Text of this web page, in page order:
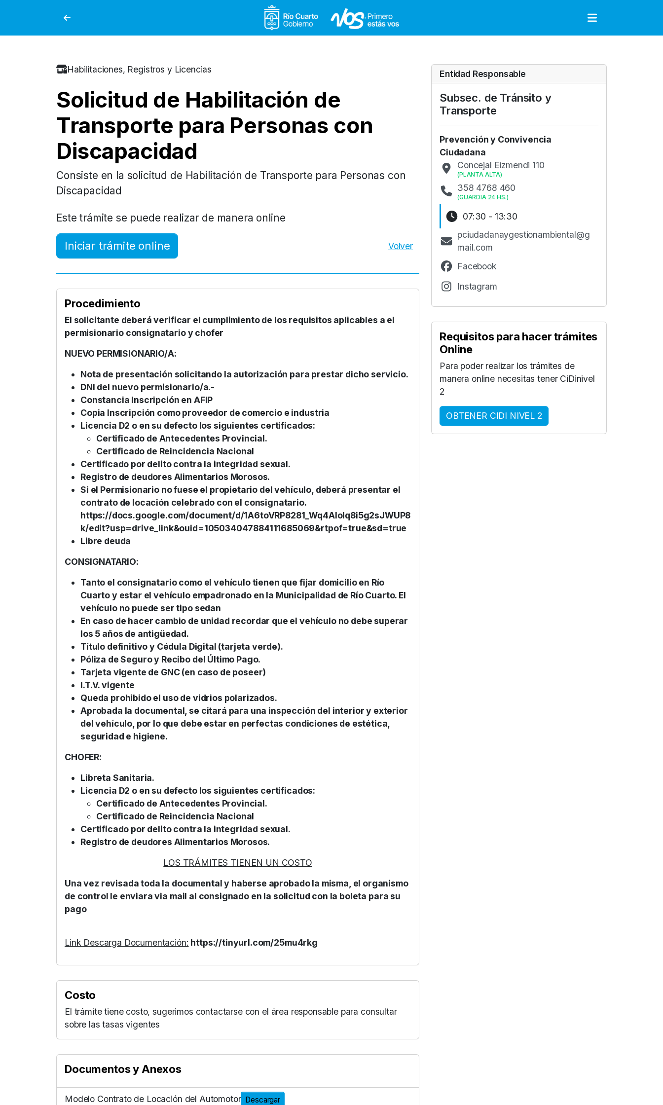
Gobierno de Río Cuarto
Habilitaciones, Registros y Licencias
Solicitud de Habilitación de
Transporte para Personas con
Discapacidad
Consiste en la solicitud de Habilitación de Transporte para Personas con
Discapacidad
Este trámite se puede realizar de manera online
Iniciar trámite online Volver
Procedimiento
El solicitante deberá verificar el cumplimiento de los requisitos aplicables a el
permisionario consignatario y chofer
NUEVO PERMISIONARIO/A:
Nota de presentación solicitando la autorización para prestar dicho servicio.
DNI del nuevo permisionario/a.-
Constancia Inscripción en AFIP
Copia Inscripción como proveedor de comercio e industria
Licencia D2 o en su defecto los siguientes certificados:
Certificado de Antecedentes Provincial.
Certificado de Reincidencia Nacional
Certificado por delito contra la integridad sexual.
Registro de deudores Alimentarios Morosos.
Si el Permisionario no fuese el propietario del vehículo, deberá presentar el
contrato de locación celebrado con el consignatario.
https://docs.google.com/document/d/1A6toVRP8281_Wq4AIolq8i5g2sJWUP8
k/edit?usp=drive_link&ouid=105034047884111685069&rtpof=true&sd=true
Libre deuda
CONSIGNATARIO:
Tanto el consignatario como el vehículo tienen que fijar domicilio en Río
Cuarto y estar el vehículo empadronado en la Municipalidad de Río Cuarto. El
vehículo no puede ser tipo sedan
En caso de hacer cambio de unidad recordar que el vehículo no debe superar
los 5 años de antigüedad.
Título definitivo y Cédula Digital (tarjeta verde).
Póliza de Seguro y Recibo del Último Pago.
Tarjeta vigente de GNC (en caso de poseer)
I.T.V. vigente
Queda prohibido el uso de vidrios polarizados.
Aprobada la documental, se citará para una inspección del interior y exterior
del vehículo, por lo que debe estar en perfectas condiciones de estética,
seguridad e higiene.
CHOFER:
Libreta Sanitaria.
Licencia D2 o en su defecto los siguientes certificados:
Certificado de Antecedentes Provincial.
Certificado de Reincidencia Nacional
Certificado por delito contra la integridad sexual.
Registro de deudores Alimentarios Morosos.
LOS TRÁMITES TIENEN UN COSTO
Una vez revisada toda la documental y haberse aprobado la misma, el organismo
de control le enviara via mail al consignado en la solicitud con la boleta para su
pago
Link Descarga Documentación: https://tinyurl.com/25mu4rkg
Costo
El trámite tiene costo, sugerimos contactarse con el área responsable para consultar
sobre las tasas vigentes
Documentos y Anexos
Modelo Contrato de Locación del Automotor Descargar
Entidad Responsable
Subsec. de Tránsito y
Transporte
Prevención y Convivencia
Ciudadana
Concejal Eizmendi 110
(PLANTA ALTA)
358 4768 460
(GUARDIA 24 HS.)
07:30 - 13:30
pciudadanaygestionambiental@g
mail.com
Facebook
Instagram
Requisitos para hacer trámites
Online
Para poder realizar los trámites de
manera online necesitas tener CiDinivel
2
OBTENER CIDI NIVEL 2